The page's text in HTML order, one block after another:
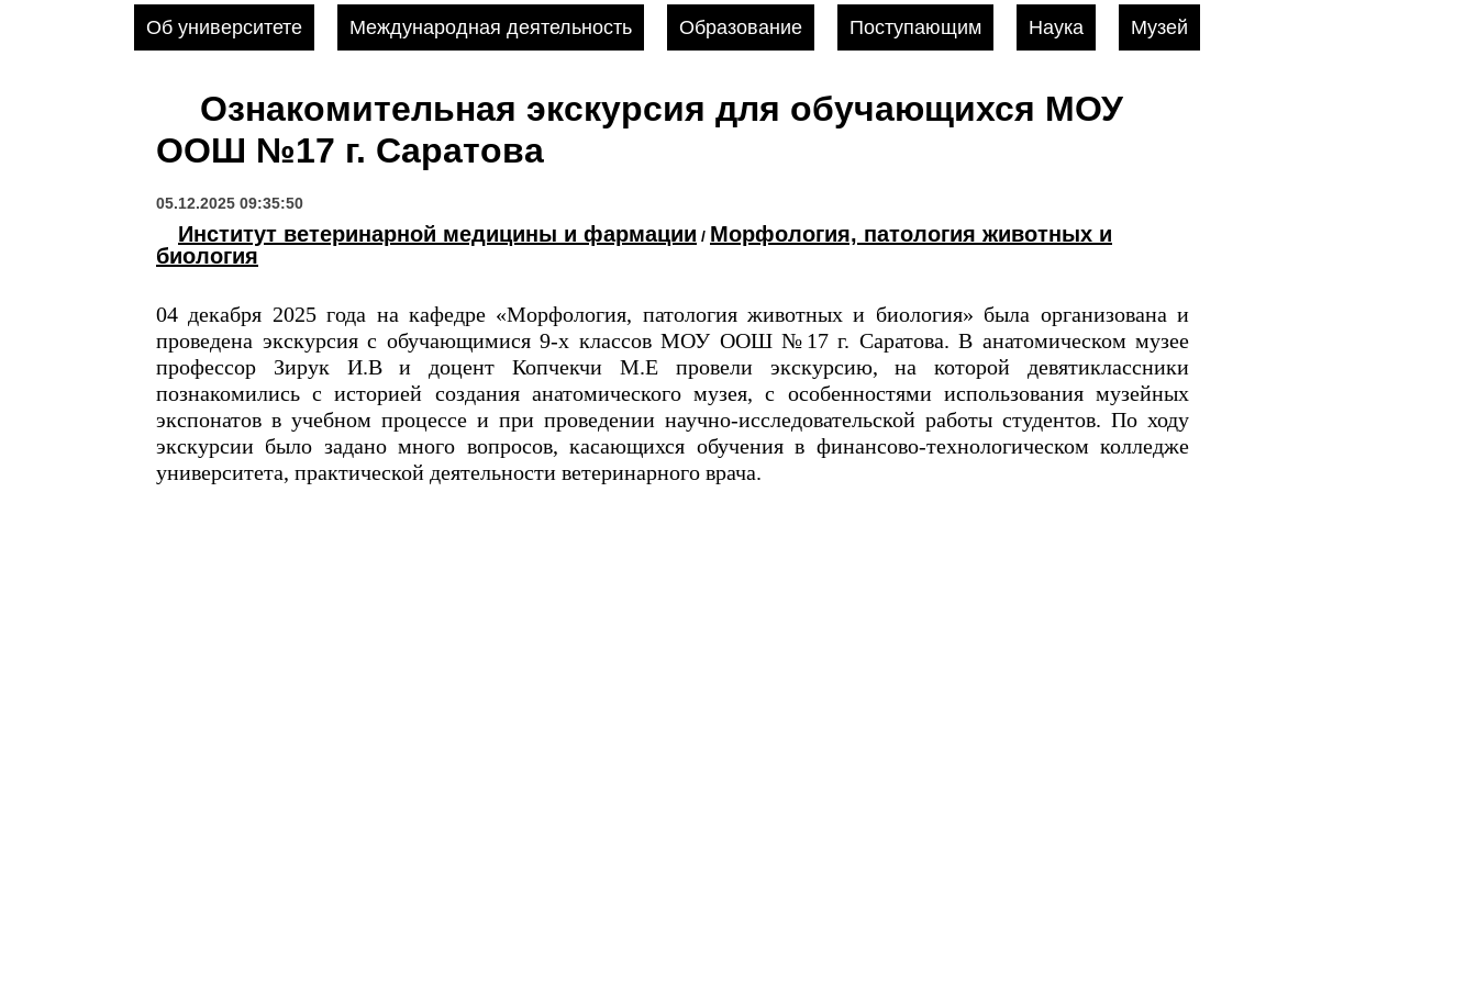
Об университете Международная деятельность Образование Поступающим Наука Музей
Ознакомительная экскурсия для обучающихся МОУ
ООШ №17 г. Саратова
05.12.2025 09:35:50
Институт ветеринарной медицины и фармации / Морфология, патология животных и
биология
04 декабря 2025 года на кафедре «Морфология, патология животных и биология» была организована и
проведена экскурсия с обучающимися 9-х классов МОУ ООШ №17 г. Саратова. В анатомическом музее
профессор Зирук И.В и доцент Копчекчи М.Е провели экскурсию, на которой девятиклассники
познакомились с историей создания анатомического музея, c особенностями использования музейных
экспонатов в учебном процессе и при проведении научно-исследовательской работы студентов. По ходу
экскурсии было задано много вопросов, касающихся обучения в финансово-технологическом колледже
университета, практической деятельности ветеринарного врача.